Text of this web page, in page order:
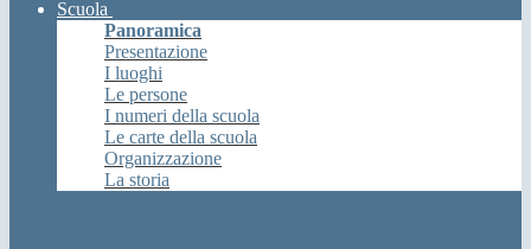
Scuola
Panoramica
Presentazione
I luoghi
Le persone
I numeri della scuola
Le carte della scuola
Organizzazione
La storia